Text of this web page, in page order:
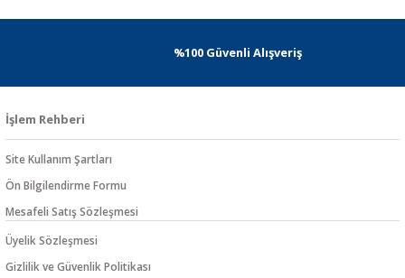
%100 Güvenli Alışveriş
İşlem Rehberi
Site Kullanım Şartları
Ön Bilgilendirme Formu
Mesafeli Satış Sözleşmesi
Üyelik Sözleşmesi
Gizlilik ve Güvenlik Politikası